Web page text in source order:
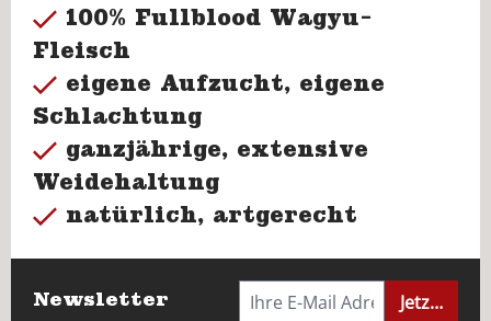
100% Fullblood Wagyu-
Fleisch
eigene Aufzucht, eigene
Schlachtung
ganzjährige, extensive
Weidehaltung
natürlich, artgerecht
Newsletter Jetzt